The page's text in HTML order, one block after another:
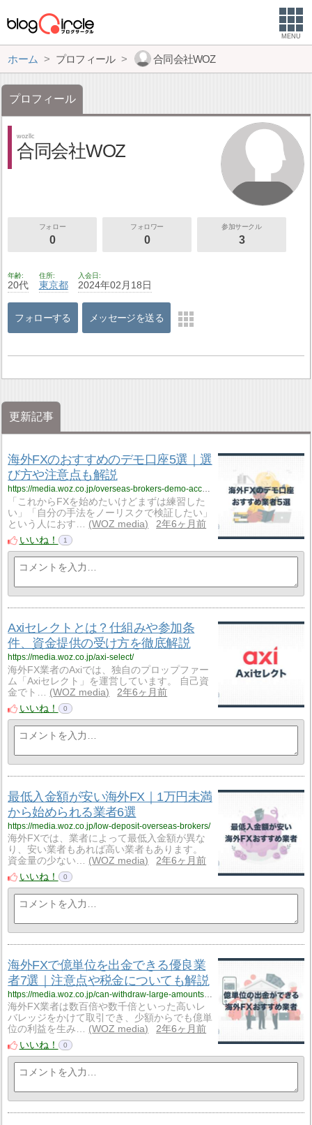
MENU
ホーム プロフィール 合同会社WOZ
プロフィール
wozllc
合同会社WOZ
フォロー
0
フォロワー
0
参加サークル
3
年齢
20代
住所
東京都
入会日
2024年02月18日
フォローする メッセージを送る
更新記事
海外FXのおすすめのデモ口座5選｜選
び方や注意点も解説
https://media.woz.co.jp/overseas-brokers-demo-account/
「これからFXを始めたいけどまずは練習した
い」「自分の手法をノーリスクで検証したい」
という人におす…
WOZ media
2年6ヶ月前
いいね！
1
Axiセレクトとは？仕組みや参加条
件、資金提供の受け方を徹底解説
https://media.woz.co.jp/axi-select/
海外FX業者のAxiでは、独自のプロップファー
ム「Axiセレクト」を運営しています。 自己資
金でト…
WOZ media
2年6ヶ月前
いいね！
0
最低入金額が安い海外FX｜1万円未満
から始められる業者6選
https://media.woz.co.jp/low-deposit-overseas-brokers/
海外FXでは、業者によって最低入金額が異な
り、安い業者もあれば高い業者もあります。
資金量の少ない…
WOZ media
2年6ヶ月前
いいね！
0
海外FXで億単位を出金できる優良業
者7選｜注意点や税金についても解説
海外FX業者は数百倍や数千倍といった高いレ
バレッジをかけて取引でき、少額からでも億単
位の利益を生み…
WOZ media
2年6ヶ月前
いいね！
0